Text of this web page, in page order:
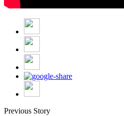
Previous Story